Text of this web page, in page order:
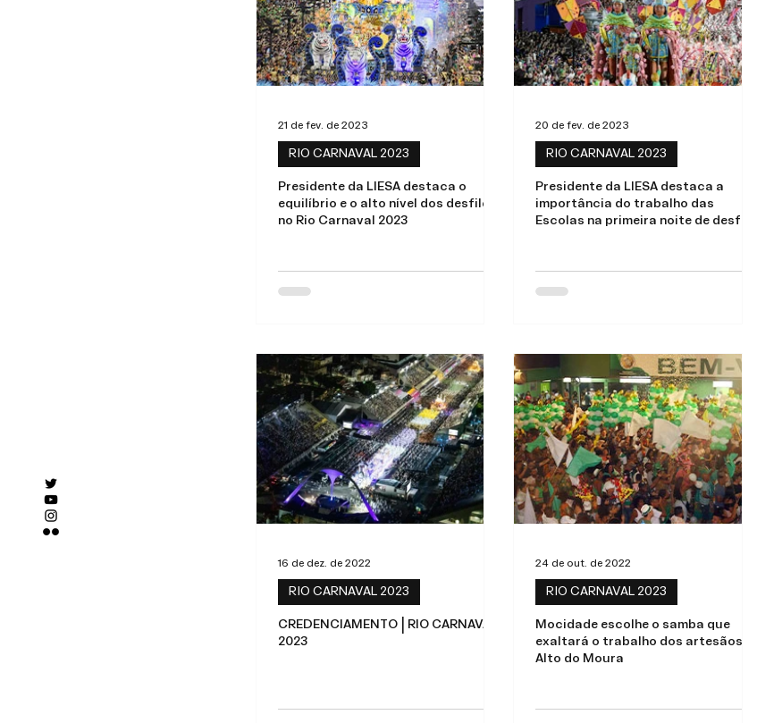
Presidente da LIESA destaca o
equilíbrio e o alto nível dos desfiles
no Rio Carnaval 2023
RIO CARNAVAL 2023
21 de fev. de 2023
Presidente da LIESA destaca a
importância do trabalho das
Escolas na primeira noite de desfiles
RIO CARNAVAL 2023
20 de fev. de 2023
CREDENCIAMENTO | RIO CARNAVAL
2023
RIO CARNAVAL 2023
16 de dez. de 2022
Mocidade escolhe o samba que
exaltará o trabalho dos artesãos do
Alto do Moura
RIO CARNAVAL 2023
24 de out. de 2022